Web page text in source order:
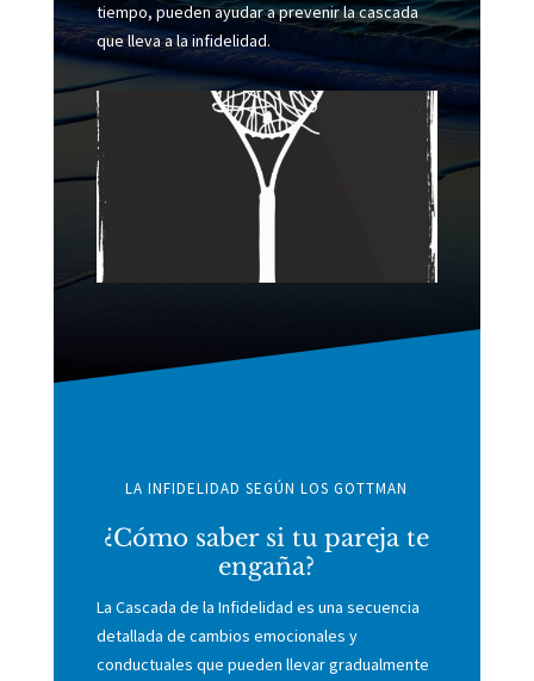
tiempo, pueden ayudar a prevenir la cascada
que lleva a la infidelidad.
LA INFIDELIDAD SEGÚN LOS GOTTMAN
¿Cómo saber si tu pareja te
engaña?
La Cascada de la Infidelidad es una secuencia
detallada de cambios emocionales y
conductuales que pueden llevar gradualmente